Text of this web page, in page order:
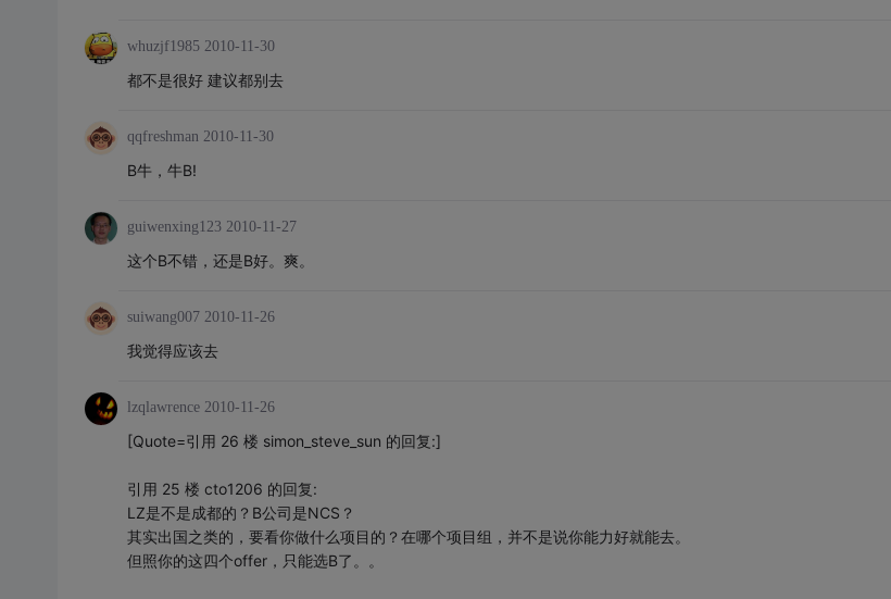
whuzjf1985 2010-11-30
都不是很好 建议都别去
qqfreshman 2010-11-30
B牛，牛B!
guiwenxing123 2010-11-27
这个B不错，还是B好。爽。
suiwang007 2010-11-26
我觉得应该去
lzqlawrence 2010-11-26
[Quote=引用 26 楼 simon_steve_sun 的回复:]
引用 25 楼 cto1206 的回复:
LZ是不是成都的？B公司是NCS？
其实出国之类的，要看你做什么项目的？在哪个项目组，并不是说你能力好就能去。
但照你的这四个offer，只能选B了。。